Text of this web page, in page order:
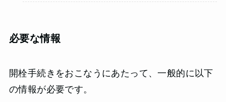
必要な情報
開栓手続きをおこなうにあたって、一般的に以下
の情報が必要です。